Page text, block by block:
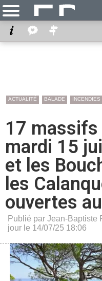
ACTUALITÉ BALADE INCENDIES
17
mardi 15
et les
les
ouvertes
Publié par Jean-Baptiste
jour le 14/07/25 18:06